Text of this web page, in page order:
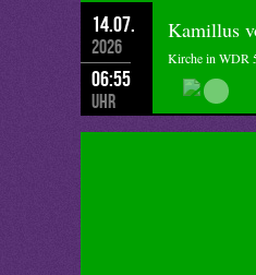
14.07.
2026
06:55
Uhr
Kamillus
Kirche in WDR